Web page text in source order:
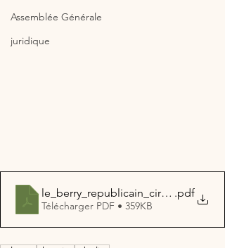
Assemblée Générale
juridique
.pdf
Télécharger PDF • 359KB